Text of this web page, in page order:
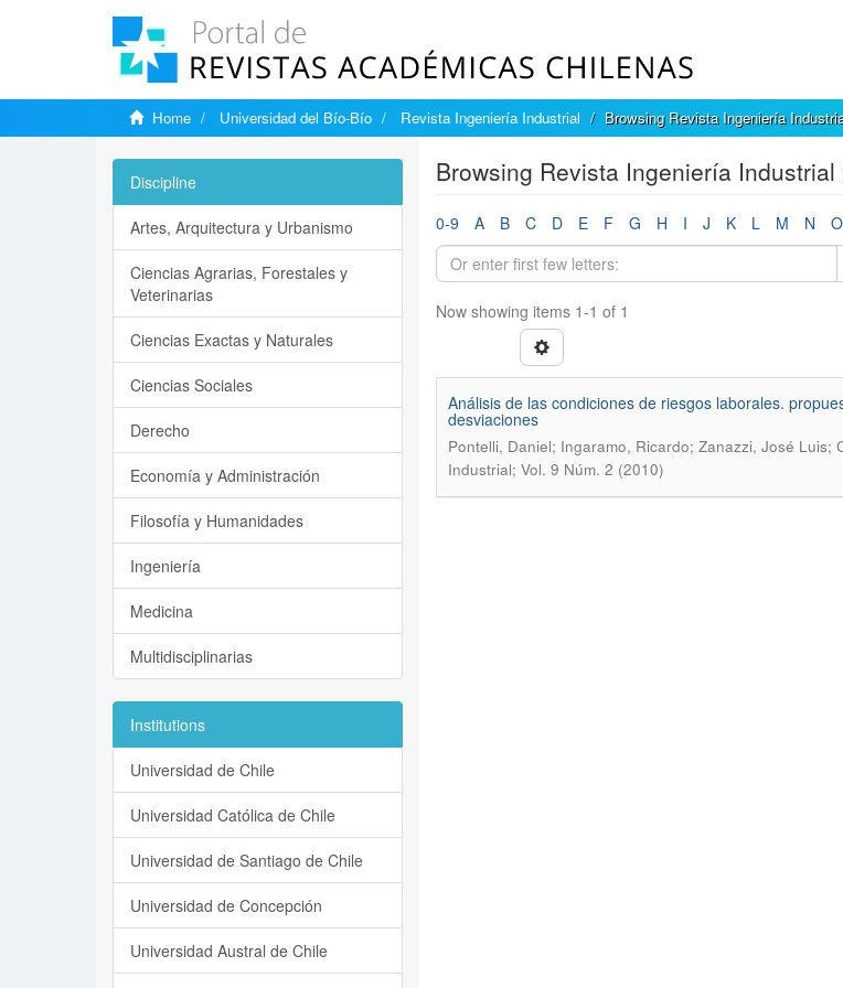
Home Universidad del Bío-Bío Revista Ingeniería Industrial Browsing Revista Ingeniería
Browsing Revista Ingeniería
0-9 A B C D E F G H I J K L M N O
Now showing items 1-1 of 1
Análisis de las condiciones de riesgos laborales.
desviaciones
Pontelli, Daniel; Ingaramo, Ricardo; Zanazzi, José
Industrial; Vol. 9 Núm. 2 (2010)
Discipline
Artes, Arquitectura y Urbanismo
Ciencias Agrarias, Forestales y
Veterinarias
Ciencias Exactas y Naturales
Ciencias Sociales
Derecho
Economía y Administración
Filosofía y Humanidades
Ingeniería
Medicina
Multidisciplinarias
Institutions
Universidad de Chile
Universidad Católica de Chile
Universidad de Santiago de Chile
Universidad de Concepción
Universidad Austral de Chile